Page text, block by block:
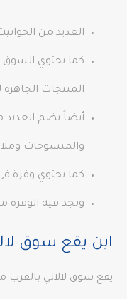
العديد من
كما يحتوي
المنتجات الجاهزة
أيضاً يضم العديد
والمنسوجات
كما يحتوي وفرة
وتجد فيه الوفرة
اين يقع سوق
يقع سوق لالالي